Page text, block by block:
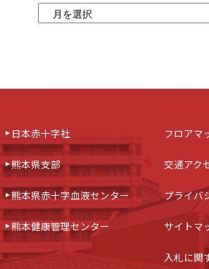
日本赤十字社
熊本県支部
熊本県赤十字血液センター
熊本健康管理センター
フロアマ
交通アク
プライバ
サイトマ
入札に関